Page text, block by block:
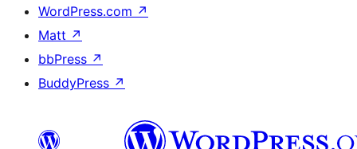
WordPress.com ↗
Matt ↗
bbPress ↗
BuddyPress ↗